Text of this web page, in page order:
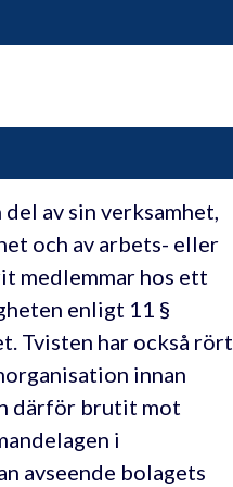
av sin verksamhet,
och av arbets- eller
medlemmar hos ett
enligt 11 §
Tvisten har också rört
innan
därför brutit mot
i
avseende bolagets